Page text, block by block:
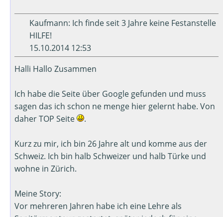
Kaufmann: Ich finde seit 3 Jahre keine Festanstelle
HILFE!
15.10.2014 12:53
Halli Hallo Zusammen
Ich habe die Seite über Google gefunden und muss
sagen das ich schon ne menge hier gelernt habe. Von
daher TOP Seite
.
Kurz zu mir, ich bin 26 Jahre alt und komme aus der
Schweiz. Ich bin halb Schweizer und halb Türke und
wohne in Zürich.
Meine Story:
Vor mehreren Jahren habe ich eine Lehre als